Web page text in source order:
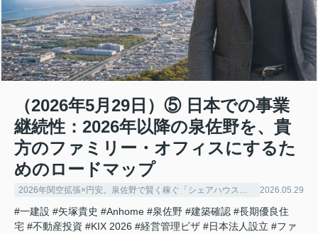
（2026年5月29日）⑤ 日本での事業
継続性：2026年以降の泉佐野を、貴
方のファミリー・オフィスにするた
めのロードマップ
2026.05.29
#一建設 #矢塚貴史 #Anhome #泉佐野 #建築確認 #長期優良住
宅 #不動産投資 #KIX 2026 #経営管理ビザ #日本法人設立 #ファ